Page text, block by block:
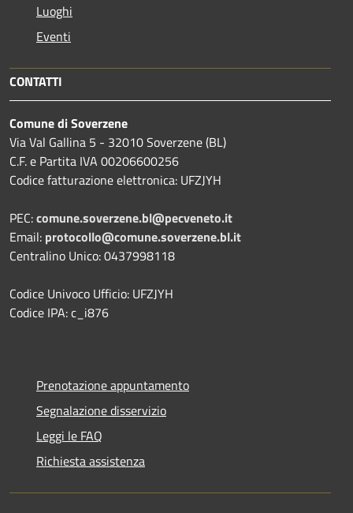
Luoghi
Eventi
CONTATTI
Comune di Soverzene
Via Val Gallina 5 - 32010 Soverzene (BL)
C.F. e Partita IVA 00206600256
Codice fatturazione elettronica: UFZJYH
PEC:comune.soverzene.bl@pecveneto.it
Email: protocollo@comune.soverzene.bl.it
Centralino Unico: 0437998118
Codice Univoco Ufficio: UFZJYH
Codice IPA: c_i876
Prenotazione appuntamento
Segnalazione disservizio
Leggi le FAQ
Richiesta assistenza